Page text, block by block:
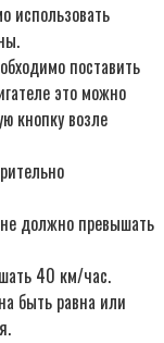
использовать
поставить
это можно
кнопку возле
должно превышать
40 км/час.
быть равна или